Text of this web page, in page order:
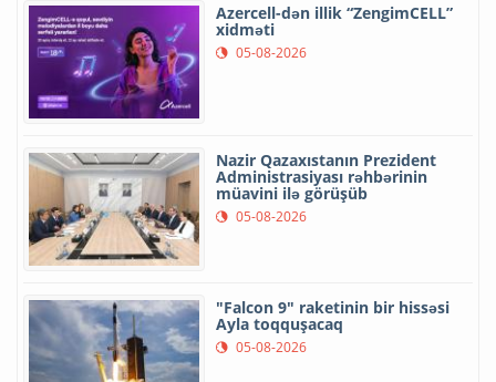
Azercell-dən illik “ZengimCELL”
xidməti
05-08-2026
Nazir Qazaxıstanın Prezident
Administrasiyası rəhbərinin
müavini ilə görüşüb
05-08-2026
"Falcon 9" raketinin bir hissəsi
Ayla toqquşacaq
05-08-2026